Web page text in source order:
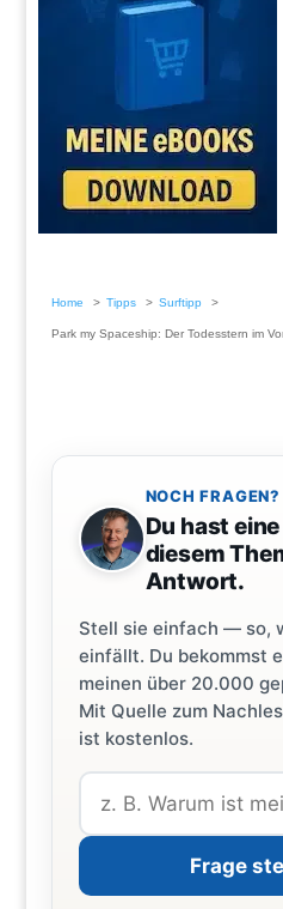
Home Tipps Surftipp
Park my Spaceship: Der Todesstern im
NOCH
Du hast
diesem
Antwort.
Stell sie einfach — so,
einfällt. Du bekommst
meinen über 20.000
Mit Quelle zum
ist kostenlos.
Frage